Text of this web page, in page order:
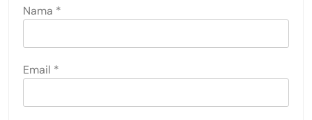
Nama *
Email *